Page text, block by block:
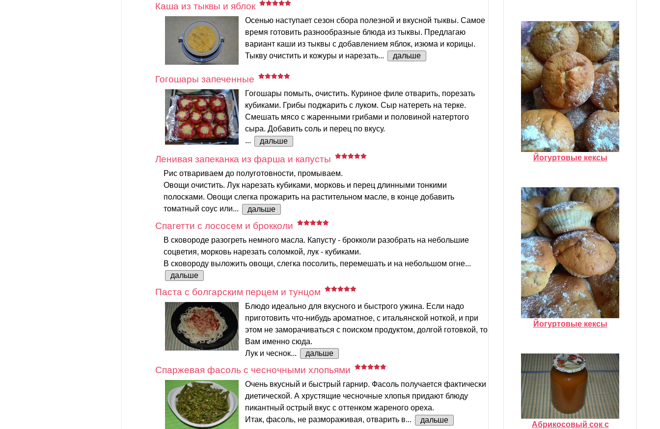
Каша из тыквы и яблок
Осенью наступает сезон сбора полезной и вкусной тыквы. Самое
время готовить разнообразные блюда из тыквы. Предлагаю
вариант каши из тыквы с добавлением яблок, изюма и корицы.
Тыкву очистить и кожуры и нарезать...
дальше
Гогошары запеченные
Гогошары помыть, очистить. Куриное филе отварить, порезать
кубиками. Грибы поджарить с луком. Сыр натереть на терке.
Смешать мясо с жаренными грибами и половиной натертого
сыра. Добавить соль и перец по вкусу.
...
дальше
Ленивая запеканка из фарша и капусты
Рис отвариваем до полуготовности, промываем.
Овощи очистить. Лук нарезать кубиками, морковь и перец длинными тонкими
полосками. Овощи слегка прожарить на растительном масле, в конце добавить
томатный соус или...
дальше
Спагетти с лососем и брокколи
В сковороде разогреть немного масла. Капусту - брокколи разобрать на небольшие
соцветия, морковь нарезать соломкой, лук - кубиками.
В сковороду выложить овощи, слегка посолить, перемешать и на небольшом огне...
дальше
Паста с болгарским перцем и тунцом
Блюдо идеально для вкусного и быстрого ужина. Если надо
приготовить что-нибудь ароматное, с итальянской ноткой, и при
этом не заморачиваться с поиском продуктом, долгой готовкой, то
Вам именно сюда.
Лук и чеснок...
дальше
Спаржевая фасоль с чесночными хлопьями
Очень вкусный и быстрый гарнир. Фасоль получается фактически
диетической. А хрустящие чесночные хлопья придают блюду
пикантный острый вкус с оттенком жареного ореха.
Итак, фасоль, не размораживая, отварить в...
дальше
Йогуртовые кексы
Йогуртовые кексы
Абрикосовый сок с